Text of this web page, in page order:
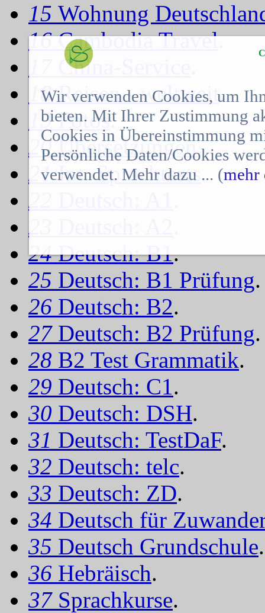
15 Wohnung
16Cambodia Travel.
China-Service
18Reisen - weltweit.
19Fotos.
20Übersetzungen.
21Int. Sprachtests .
22
23
24Deutsch: B1.
25 Deutsch: B1 Prüfung.
26 Deutsch: B2.
27 Deutsch: B2 Prüfung.
28 B2 Test Grammatik.
29 Deutsch: C1.
30 Deutsch: DSH.
31 Deutsch: TestDaF.
32 Deutsch: telc.
33 Deutsch: ZD.
34 Deutsch für
35 Deutsch Grundschule.
36 Hebräisch.
37 Sprachkurse.
Wir verwenden Cookies, um
bieten. Mit Ihrer Zustimmung
Cookies in Übereinstimmung
Persönliche Daten/Cookies
verwendet. Mehr dazu ... (mehr